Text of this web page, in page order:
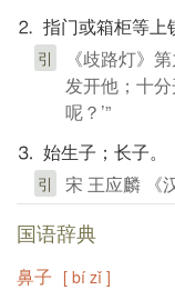
⒉ 指门或箱柜等上
引
《歧路灯》
发开他；十
呢？’”
⒊ 始生子；长子。
引 宋 王应麟 《
国语辞典
鼻子 [ bí zǐ ]